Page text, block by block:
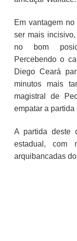
Em vantagem
ser mais
no bom
Percebendo o
Diego Ceará
minutos mais
magistral de
empatar a
A partida deste
estadual, com
arquibancadas